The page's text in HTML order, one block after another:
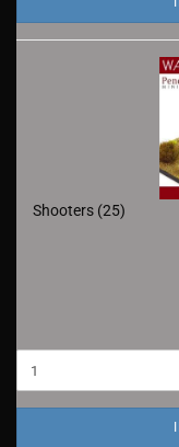
Shooters (25)